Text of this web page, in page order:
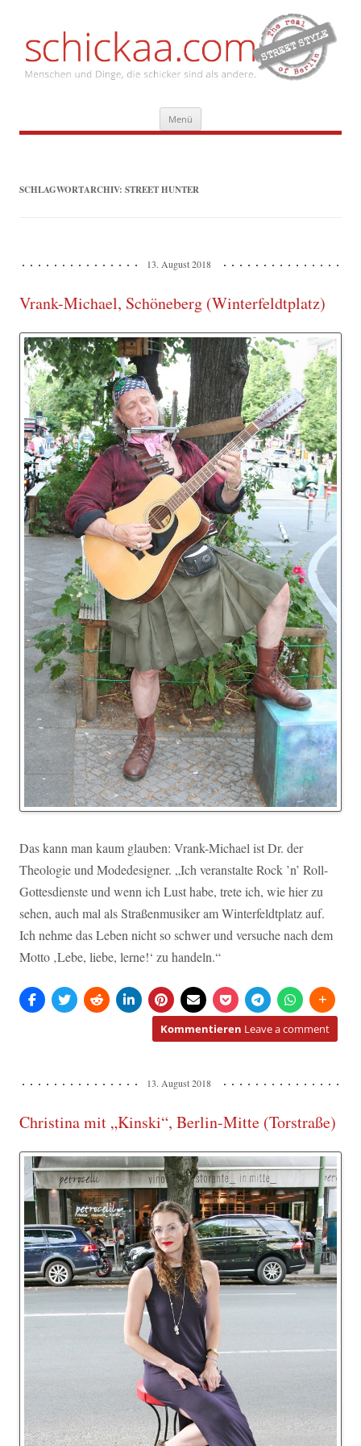
Menü Inhalt
springen
SCHLAGWORTARCHIV: STREET HUNTER
13. August 2018
Vrank-Michael, Schöneberg (Winterfeldtplatz)
Das kann man kaum glauben: Vrank-Michael ist Dr. der
Theologie und Modedesigner. „Ich veranstalte Rock ’n’ Roll-
Gottesdienste und wenn ich Lust habe, trete ich, wie hier zu
sehen, auch mal als Straßenmusiker am Winterfeldtplatz auf.
Ich nehme das Leben nicht so schwer und versuche nach dem
Motto ‚Lebe, liebe, lerne!‘ zu handeln.“
Kommentieren Leave a comment
13. August 2018
Christina mit „Kinski“, Berlin-Mitte (Torstraße)